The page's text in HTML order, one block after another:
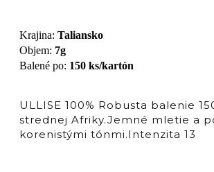
Krajina: Taliansko
Objem: 7g
Balené po: 150 ks/kartón
ULLISE 100% Robusta balenie
strednej Afriky.Jemné mletie a
korenistými tónmi.Intenzita 13